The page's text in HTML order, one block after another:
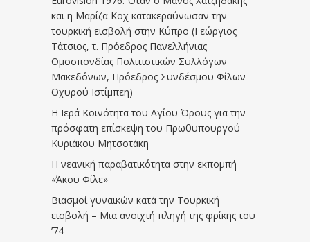
και η Μαρίζα Κοχ κατακεραύνωσαν την
τουρκική εισβολή στην Κύπρο (Γεώργιος
Τάτσιος, τ. Πρόεδρος Πανελλήνιας
Ομοσπονδίας Πολιτιστικών Συλλόγων
Μακεδόνων, Πρόεδρος Συνδέσμου Φίλων
Οχυρού Ιστίμπεη)
Η Ιερά Κοινότητα του Αγίου Όρους για την
πρόσφατη επίσκεψη του Πρωθυπουργού
Κυριάκου Μητσοτάκη
Η νεανική παραβατικότητα στην εκπομπή
«Άκου Φίλε»
Βιασμοί γυναικών κατά την Τουρκική
εισβολή – Μια ανοιχτή πληγή της φρίκης του
’74